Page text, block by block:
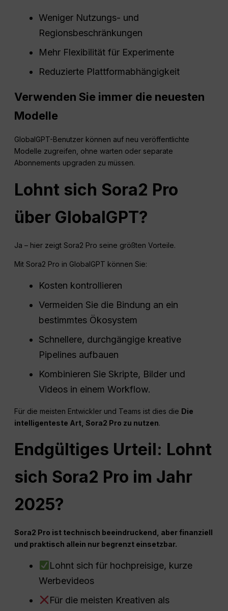
Weniger Nutzungs- und
Regionsbeschränkungen
Mehr Flexibilität für Experimente
Reduzierte Plattformabhängigkeit
Verwenden Sie immer die neuesten
Modelle
GlobalGPT-Benutzer können auf neu veröffentlichte
Modelle zugreifen, ohne warten oder separate
Abonnements upgraden zu müssen.
Lohnt sich Sora2 Pro
über GlobalGPT?
Ja – hier zeigt Sora2 Pro seine größten Vorteile.
Mit Sora2 Pro in GlobalGPT können Sie:
Kosten kontrollieren
Vermeiden Sie die Bindung an ein
bestimmtes Ökosystem
Schnellere, durchgängige kreative
Pipelines aufbauen
Kombinieren Sie Skripte, Bilder und
Videos in einem Workflow.
Für die meisten Entwickler und Teams ist dies die Die
intelligenteste Art, Sora2 Pro zu nutzen.
Endgültiges Urteil: Lohnt
sich Sora2 Pro im Jahr
2025?
Sora2 Pro ist technisch beeindruckend, aber finanziell
und praktisch allein nur begrenzt einsetzbar.
Lohnt sich für hochpreisige, kurze
Werbevideos
Für die meisten Kreativen als